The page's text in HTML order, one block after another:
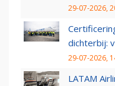
29-07-2026,
dichterbij:
29-07-2026,
LATAM